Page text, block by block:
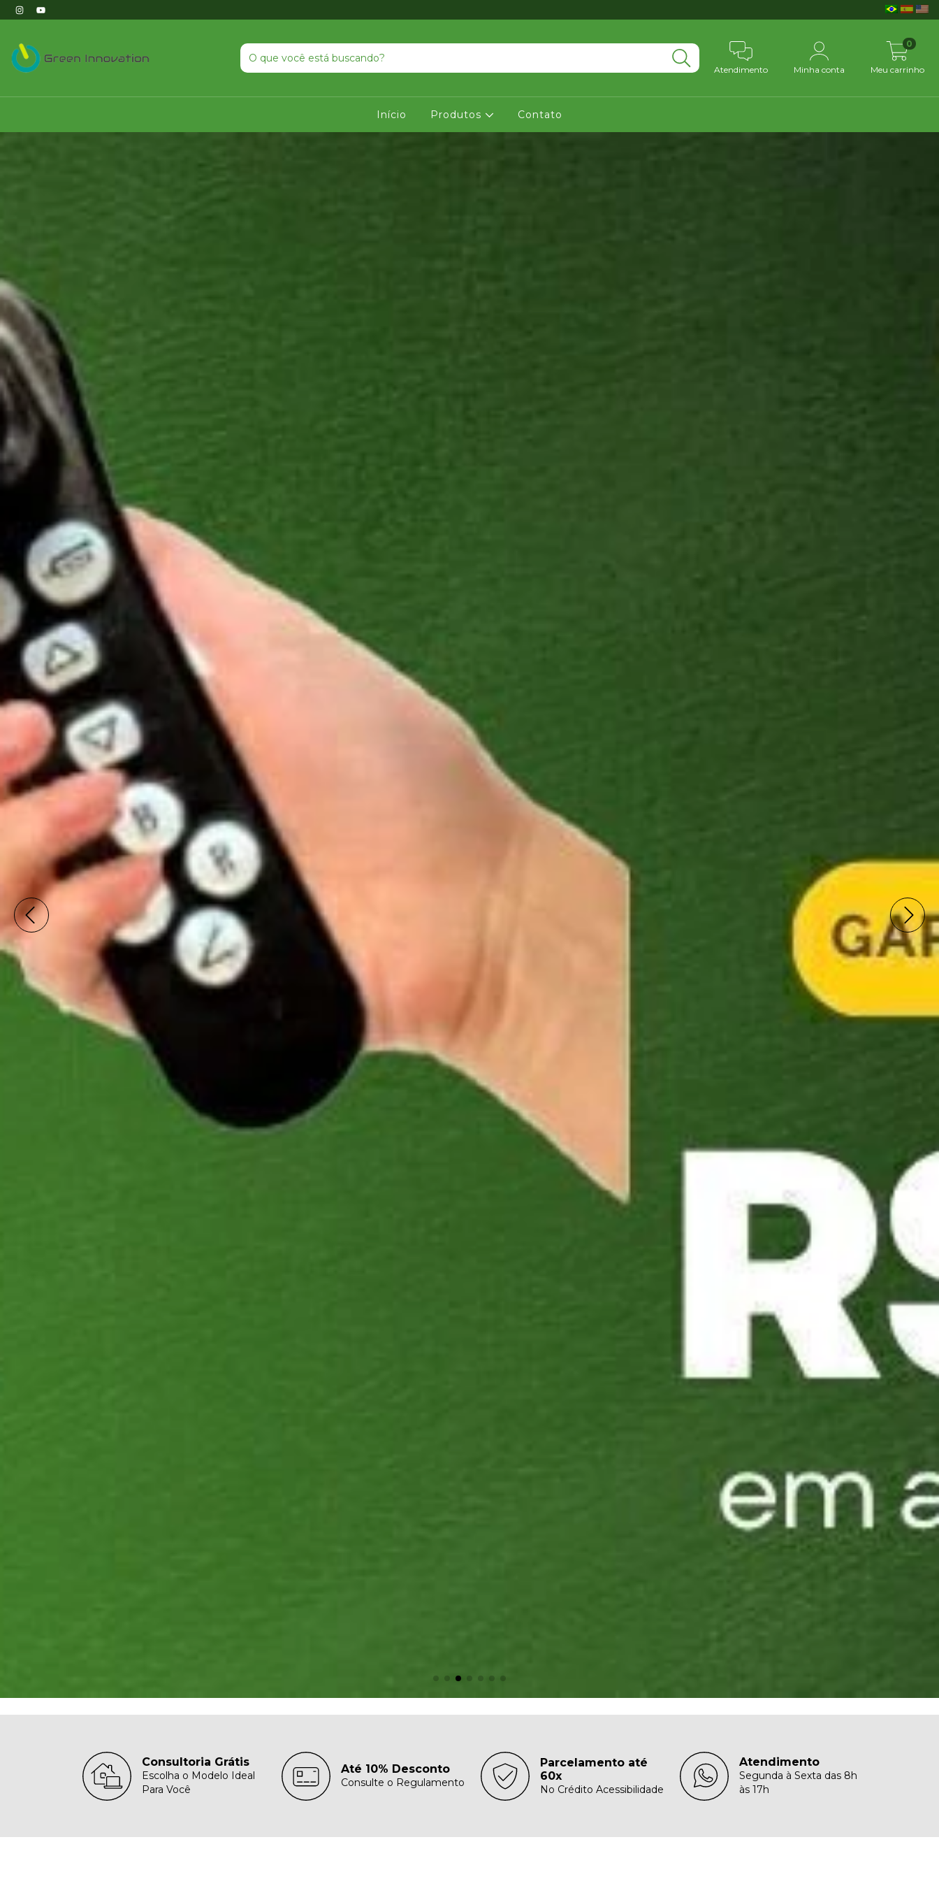
Atendimento Minha conta Meu carrinho
0
Início Produtos Contato
Consultoria Grátis
Escolha o Modelo Ideal
Para Você
Até 10% Desconto
Consulte o Regulamento
Parcelamento até
60x
No Crédito Acessibilidade
Atendimento
Segunda à Sexta das 8h
às 17h